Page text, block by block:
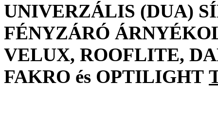
UNIVERZÁLIS (DUA)
FÉNYZÁRÓ
VELUX, ROOFLITE,
FAKRO és OPTILIGHT